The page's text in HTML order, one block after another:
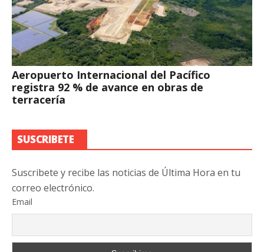
Aeropuerto Internacional del Pacífico
registra 92 % de avance en obras de
terracería
SUSCRIBETE
Suscribete y recibe las noticias de Última Hora en tu
correo electrónico.
Email